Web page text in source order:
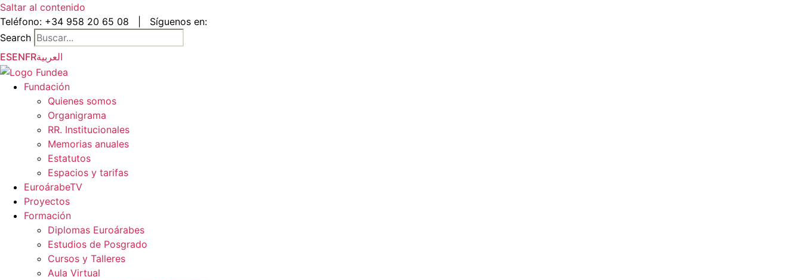
Saltar al contenido
Teléfono: +34 958 20 65 08
Síguenos en:
Search
ESENFRالعربية
Fundación
Quienes somos
Organigrama
RR. Institucionales
Memorias anuales
Estatutos
Espacios y tarifas
EuroárabeTV
Proyectos
Formación
Diplomas Euroárabes
Estudios de Posgrado
Cursos y Talleres
Aula Virtual